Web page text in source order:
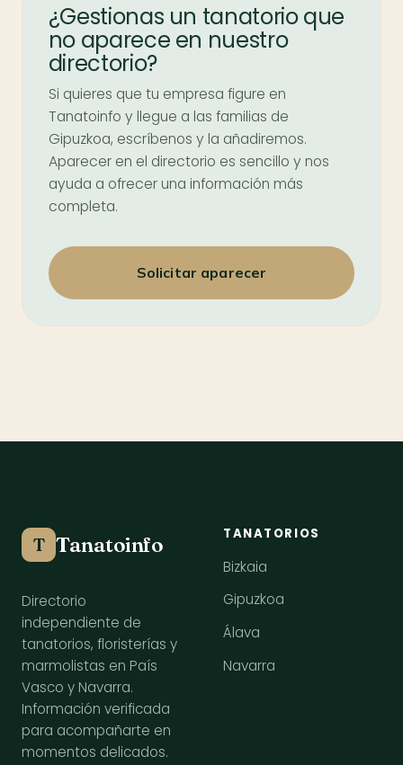
¿Gestionas un tanatorio que
no aparece en nuestro
directorio?
Si quieres que tu empresa figure en
Tanatoinfo y llegue a las familias de
Gipuzkoa, escríbenos y la añadiremos.
Aparecer en el directorio es sencillo y nos
ayuda a ofrecer una información más
completa.
Solicitar aparecer
T Tanatoinfo
Directorio
independiente de
tanatorios, floristerías y
marmolistas en País
Vasco y Navarra.
Información verificada
para acompañarte en
momentos delicados.
TANATORIOS
Bizkaia
Gipuzkoa
Álava
Navarra